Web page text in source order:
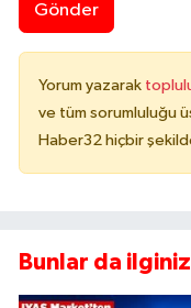
Gönder
Yorum yazarak
ve tüm sorumluluğu
Haber32 hiçbir
Bunlar da